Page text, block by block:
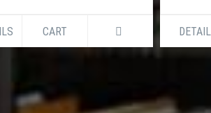
CART